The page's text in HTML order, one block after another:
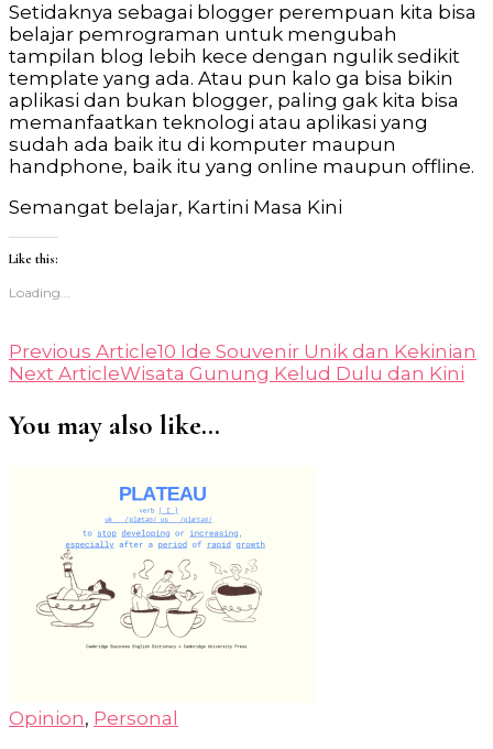
Setidaknya sebagai blogger perempuan kita bisa
belajar pemrograman untuk mengubah
tampilan blog lebih kece dengan ngulik sedikit
template yang ada. Atau pun kalo ga bisa bikin
aplikasi dan bukan blogger, paling gak kita bisa
memanfaatkan teknologi atau aplikasi yang
sudah ada baik itu di komputer maupun
handphone, baik itu yang online maupun offline.
Semangat belajar, Kartini Masa Kini
Like this:
Loading...
Post
Navigation
Previous Article10 Ide Souvenir Unik dan Kekinian
Next ArticleWisata Gunung Kelud Dulu dan Kini
You may also like...
Opinion, Personal